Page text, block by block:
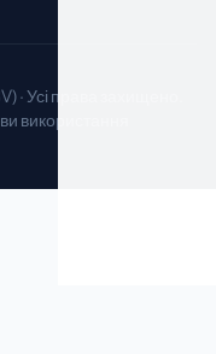
Усі права захищено.
використання